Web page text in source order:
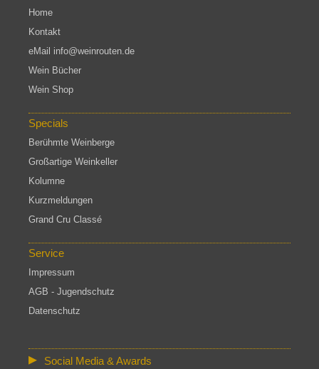
Home
Kontakt
eMail info@weinrouten.de
Wein Bücher
Wein Shop
Specials
Berühmte Weinberge
Großartige Weinkeller
Kolumne
Kurzmeldungen
Grand Cru Classé
Service
Impressum
AGB - Jugendschutz
Datenschutz
Social Media & Awards